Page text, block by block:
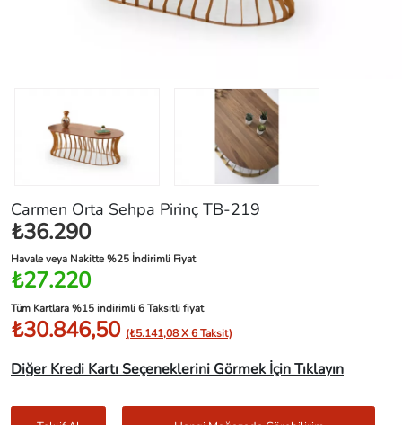
Carmen Orta Sehpa Pirinç TB-219
₺36.290
Havale veya Nakitte %25 İndirimli Fiyat
₺27.220
Tüm Kartlara %15 indirimli 6 Taksitli fiyat
₺30.846,50 (₺5.141,08 X 6 Taksit)
Diğer Kredi Kartı Seçeneklerini Görmek İçin Tıklayın